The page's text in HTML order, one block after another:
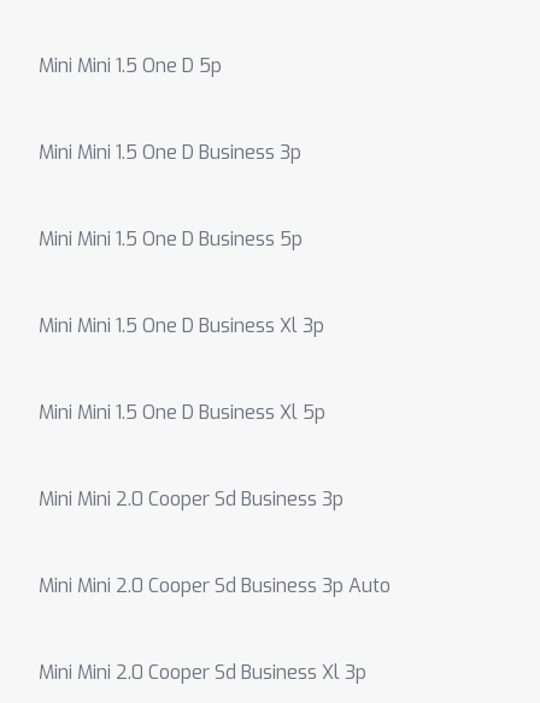
Mini Mini 1.5 One D 5p
Mini Mini 1.5 One D Business 3p
Mini Mini 1.5 One D Business 5p
Mini Mini 1.5 One D Business Xl 3p
Mini Mini 1.5 One D Business Xl 5p
Mini Mini 2.0 Cooper Sd Business 3p
Mini Mini 2.0 Cooper Sd Business 3p Auto
Mini Mini 2.0 Cooper Sd Business Xl 3p